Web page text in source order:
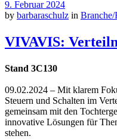
9. Februar 2024
by barbaraschulz in
VIVAVIS:
Stand 3C130
09.02.2024 – Mit klarem
Steuern und Schalten im
gemeinsam mit den
innovative Lösungen für
stehen.